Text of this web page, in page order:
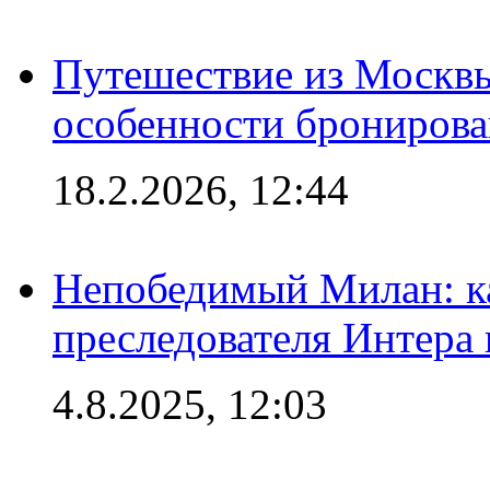
Путешествие из
особенности
18.2.2026, 12:44
Непобедимый Милан:
преследователя
4.8.2025, 12:03